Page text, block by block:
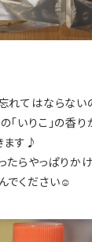
れてはならない
「いりこ」の香
ます♪
たらやっぱりか
でください☺︎